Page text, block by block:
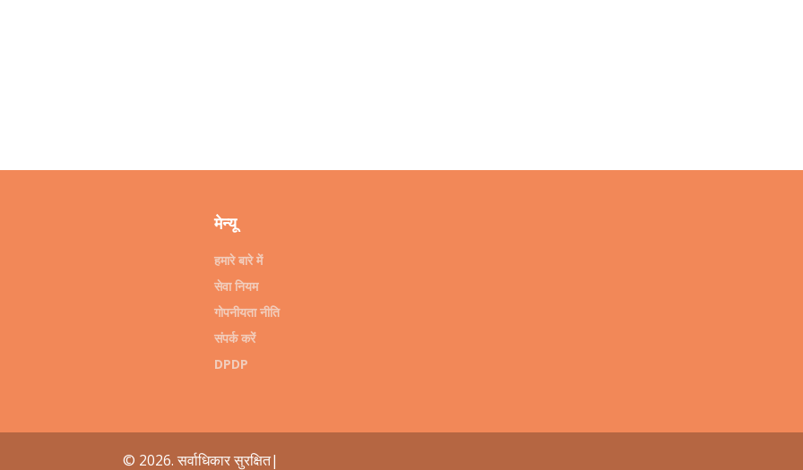
मेन्यू
हमारे बारे में
सेवा नियम
गोपनीयता नीति
संपर्क करें
DPDP
© 2026. सर्वाधिकार सुरक्षित|